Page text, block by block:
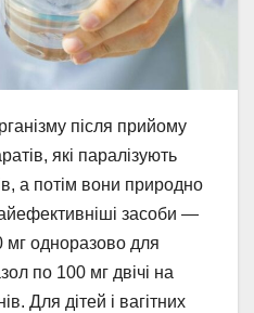
після прийому
які паралізують
а потім вони природно
засоби —
мг одноразово для
по 100 мг двічі на
Для дітей і вагітних